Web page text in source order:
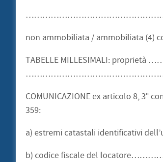
non ammobiliata / ammobiliata (4)
TABELLE MILLESIMALI:
COMUNICAZIONE ex articolo 8, 3°
359:
a) estremi catastali
b) codice fiscale del